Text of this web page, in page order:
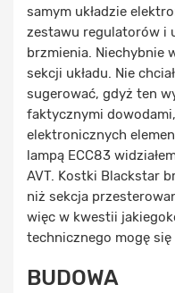
samym układzie
zestawu regulatorów i
brzmienia. Niechybnie
sekcji układu. Nie
sugerować, gdyż ten
faktycznymi
elektronicznych
lampą ECC83
AVT. Kostki Blackstar
niż sekcja
więc w kwestii
technicznego mogę się
BUDOWA